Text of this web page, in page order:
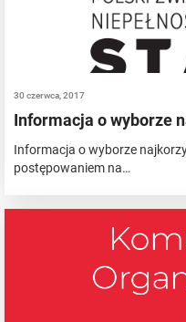
30 czerwca, 2017
Informacja o wyborze
Informacja o wyborze
postępowaniem na…